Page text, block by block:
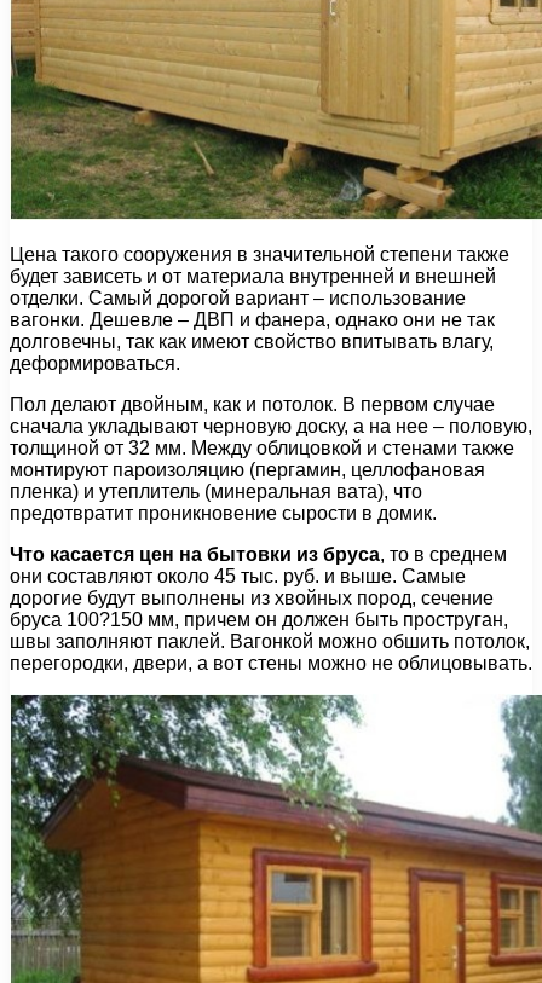
Цена такого сооружения в значительной степени также
будет зависеть и от материала внутренней и внешней
отделки. Самый дорогой вариант – использование
вагонки. Дешевле – ДВП и фанера, однако они не так
долговечны, так как имеют свойство впитывать влагу,
деформироваться.
Пол делают двойным, как и потолок. В первом случае
сначала укладывают черновую доску, а на нее – половую,
толщиной от 32 мм. Между облицовкой и стенами также
монтируют пароизоляцию (пергамин, целлофановая
пленка) и утеплитель (минеральная вата), что
предотвратит проникновение сырости в домик.
Что касается цен на бытовки из бруса, то в среднем
они составляют около 45 тыс. руб. и выше. Самые
дорогие будут выполнены из хвойных пород, сечение
бруса 100?150 мм, причем он должен быть проструган,
швы заполняют паклей. Вагонкой можно обшить потолок,
перегородки, двери, а вот стены можно не облицовывать.